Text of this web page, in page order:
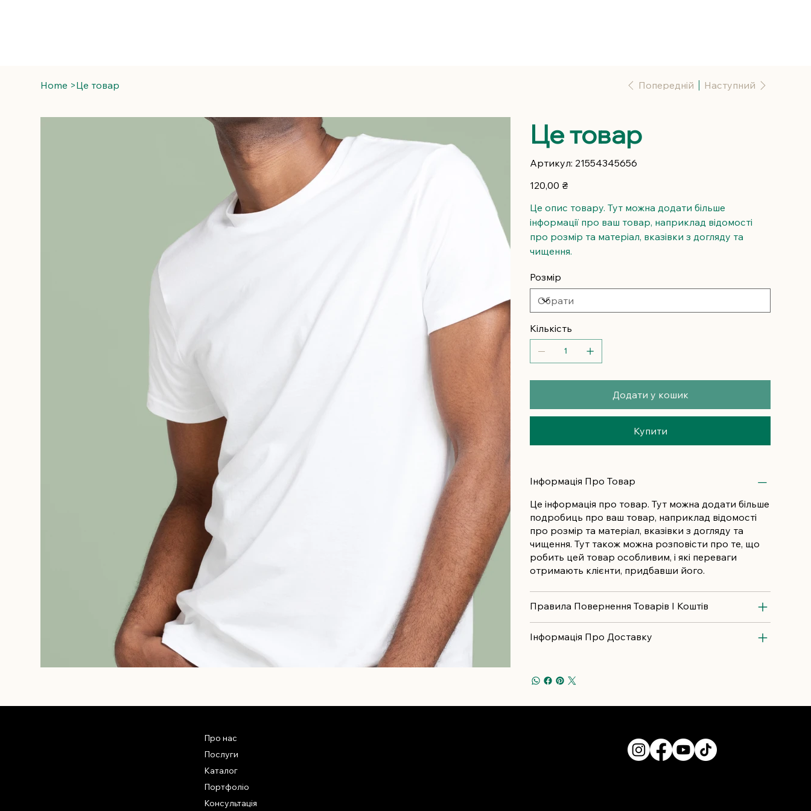
Home >Це товар Попередній Наступний
Це товар
Артикул: Артикул
21554345656
21554345656
Ціна
120,00 ₴
Це опис товару. Тут можна додати більше
інформації про ваш товар, наприклад відомості
про розмір та матеріал, вказівки з догляду та
чищення.
Розмір
Кількість
Додати у кошик
Купити
Інформація Про Товар
Це інформація про товар. Тут можна додати більше
подробиць про ваш товар, наприклад відомості
про розмір та матеріал, вказівки з догляду та
чищення. Тут також можна розповісти про те, що
робить цей товар особливим, і які переваги
отримають клієнти, придбавши його.
Правила Повернення Товарів І Коштів
Інформація Про Доставку
Про нас
Послуги
Каталог
Портфоліо
Консультація